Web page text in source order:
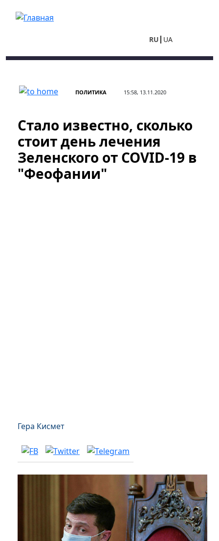
RU UA
ПОЛИТИКА 15:58, 13.11.2020
Стало известно, сколько
стоит день лечения
Зеленского от COVID-19 в
"Феофании"
Гера Кисмет